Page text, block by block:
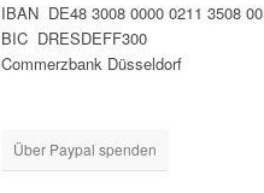
IBAN DE48 3008 0000 0211 3508 00
BIC DRESDEFF300
Commerzbank Düsseldorf
Über Paypal spenden